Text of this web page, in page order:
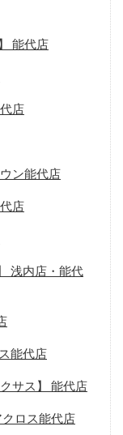
能代店
店
ン能代店
店
浅内店・能代
能代店
サス】 能代店
クロス能代店